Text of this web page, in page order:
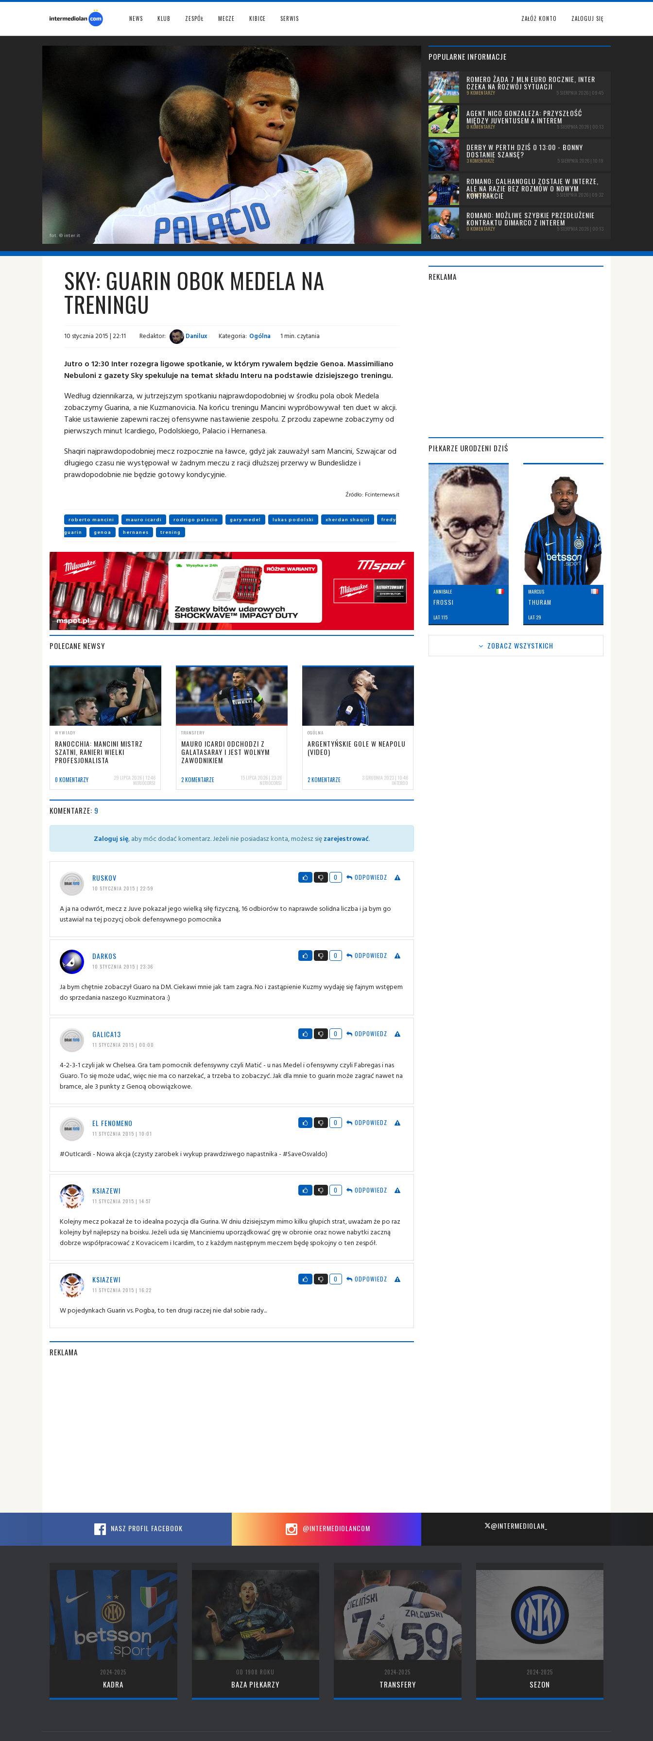
NEWS KLUB ZESPÓŁ MECZE KIBICE SERWIS ZAŁÓŻ KONTO ZALOGUJ SIĘ
fot. © inter.it
POPULARNE INFORMACJE
ROMERO ŻĄDA 7 MLN EURO ROCZNIE, INTER
CZEKA NA ROZWÓJ SYTUACJI
9 KOMENTARZY 5 SIERPNIA 2026 | 09:45
AGENT NICO GONZALEZA: PRZYSZŁOŚĆ
MIĘDZY JUVENTUSEM A INTEREM
0 KOMENTARZY 5 SIERPNIA 2026 | 00:13
DERBY W PERTH DZIŚ O 13:00 - BONNY
DOSTANIE SZANSĘ?
3 KOMENTARZE 5 SIERPNIA 2026 | 10:19
ROMANO: CALHANOGLU ZOSTAJE W INTERZE,
ALE NA RAZIE BEZ ROZMÓW O NOWYM
KONTRAKCIE
1 KOMENTARZ 5 SIERPNIA 2026 | 09:32
ROMANO: MOŻLIWE SZYBKIE PRZEDŁUŻENIE
KONTRAKTU DIMARCO Z INTEREM
0 KOMENTARZY 5 SIERPNIA 2026 | 00:13
SKY: GUARIN OBOK MEDELA NA
TRENINGU
10 stycznia 2015 | 22:11 Redaktor: Danilux Kategoria: Ogólna 1 min. czytania
Jutro o 12:30 Inter rozegra ligowe spotkanie, w którym rywalem będzie Genoa. Massimiliano
Nebuloni z gazety Sky spekuluje na temat składu Interu na podstawie dzisiejszego treningu.
Według dziennikarza, w jutrzejszym spotkaniu najprawdopodobniej w środku pola obok Medela
zobaczymy Guarina, a nie Kuzmanovicia. Na końcu treningu Mancini wypróbowywał ten duet w akcji.
Takie ustawienie zapewni raczej ofensywne nastawienie zespołu. Z przodu zapewne zobaczymy od
pierwszych minut Icardiego, Podolskiego, Palacio i Hernanesa.
Shaqiri najprawdopodobniej mecz rozpocznie na ławce, gdyż jak zauważył sam Mancini, Szwajcar od
długiego czasu nie występował w żadnym meczu z racji dłuższej przerwy w Bundeslidze i
prawdopodobnie nie będzie gotowy kondycyjnie.
Źródło: Fcinternews.it
roberto mancini mauro icardi rodrigo palacio gary medel lukas podolski xherdan shaqiri
fredy
guarin
genoa hernanes trening
POLECANE NEWSY
WYWIADY
RANOCCHIA: MANCINI MISTRZ
SZATNI, RANIERI WIELKI
PROFESJONALISTA
0 KOMENTARZY 29 LIPCA 2026 | 12:46
NERIOCORSI
TRANSFERY
MAURO ICARDI ODCHODZI Z
GALATASARAY I JEST WOLNYM
ZAWODNIKIEM
2 KOMENTARZE 15 LIPCA 2026 | 23:26
NERIOCORSI
OGÓLNA
ARGENTYŃSKIE GOLE W NEAPOLU
(VIDEO)
2 KOMENTARZE 3 GRUDNIA 2023 | 10:46
INTER00
KOMENTARZE: 9
Zaloguj się, aby móc dodać komentarz. Jeżeli nie posiadasz konta, możesz sięzarejestrować.
RUSKOV
10 STYCZNIA 2015 | 22:59
0 ODPOWIEDZ
A ja na odwrót, mecz z Juve pokazał jego wielką siłę fizyczną, 16 odbiorów to naprawde solidna liczba i ja bym go
ustawiał na tej pozycj obok defensywnego pomocnika
DARKOS
10 STYCZNIA 2015 | 23:36
0 ODPOWIEDZ
Ja bym chętnie zobaczył Guaro na DM. Ciekawi mnie jak tam zagra. No i zastąpienie Kuzmy wydaję się fajnym wstępem
do sprzedania naszego Kuzminatora :)
GALICA13
11 STYCZNIA 2015 | 00:00
0 ODPOWIEDZ
4-2-3-1 czyli jak w Chelsea. Gra tam pomocnik defensywny czyli Matić - u nas Medel i ofensywny czyli Fabregas i nas
Guaro. To się może udać, więc nie ma co narzekać, a trzeba to zobaczyć. Jak dla mnie to guarin może zagrać nawet na
bramce, ale 3 punkty z Genoą obowiązkowe.
EL FENOMENO
11 STYCZNIA 2015 | 10:01
0 ODPOWIEDZ
#OutIcardi - Nowa akcja (czysty zarobek i wykup prawdziwego napastnika - #SaveOsvaldo)
KSIAZEWI
11 STYCZNIA 2015 | 14:57
0 ODPOWIEDZ
Kolejny mecz pokazał że to idealna pozycja dla Gurina. W dniu dzisiejszym mimo kilku głupich strat, uważam że po raz
kolejny był najlepszy na boisku. Jeżeli uda się Manciniemu uporządkować grę w obronie oraz nowe nabytki zaczną
dobrze współpracować z Kovacicem i Icardim, to z każdym następnym meczem będę spokojny o ten zespół.
KSIAZEWI
11 STYCZNIA 2015 | 16:22
0 ODPOWIEDZ
W pojedynkach Guarin vs. Pogba, to ten drugi raczej nie dał sobie rady...
REKLAMA
REKLAMA
PIŁKARZE URODZENI DZIŚ
ANNIBALE
FROSSI
LAT: 115
MARCUS
THURAM
LAT: 29
ZOBACZ WSZYSTKICH
NASZ PROFIL FACEBOOK @INTERMEDIOLANCOM @INTERMEDIOLAN_
2024-2025
KADRA
OD 1908 ROKU
BAZA PIŁKARZY
2024-2025
TRANSFERY
2024-2025
SEZON